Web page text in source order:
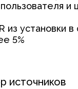
и
из установки
5%
источников